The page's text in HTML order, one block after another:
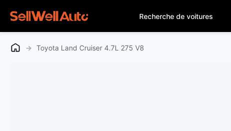
Recherche de voitures
→ Toyota Land Cruiser 4.7L 275 V8